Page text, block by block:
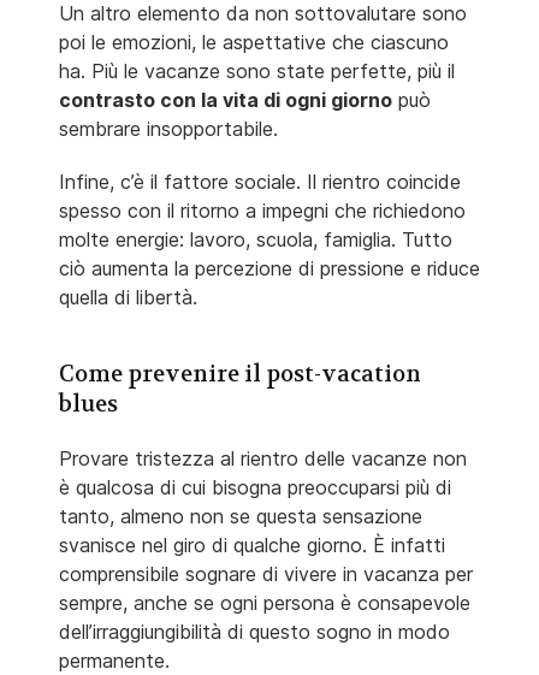
Un altro elemento da non sottovalutare sono
poi le emozioni, le aspettative che ciascuno
ha. Più le vacanze sono state perfette, più il
contrasto con la vita di ogni giorno può
sembrare insopportabile.
Infine, c’è il fattore sociale. Il rientro coincide
spesso con il ritorno a impegni che richiedono
molte energie: lavoro, scuola, famiglia. Tutto
ciò aumenta la percezione di pressione e riduce
quella di libertà.
Come prevenire il post-vacation
blues
Provare tristezza al rientro delle vacanze non
è qualcosa di cui bisogna preoccuparsi più di
tanto, almeno non se questa sensazione
svanisce nel giro di qualche giorno. È infatti
comprensibile sognare di vivere in vacanza per
sempre, anche se ogni persona è consapevole
dell’irraggiungibilità di questo sogno in modo
permanente.